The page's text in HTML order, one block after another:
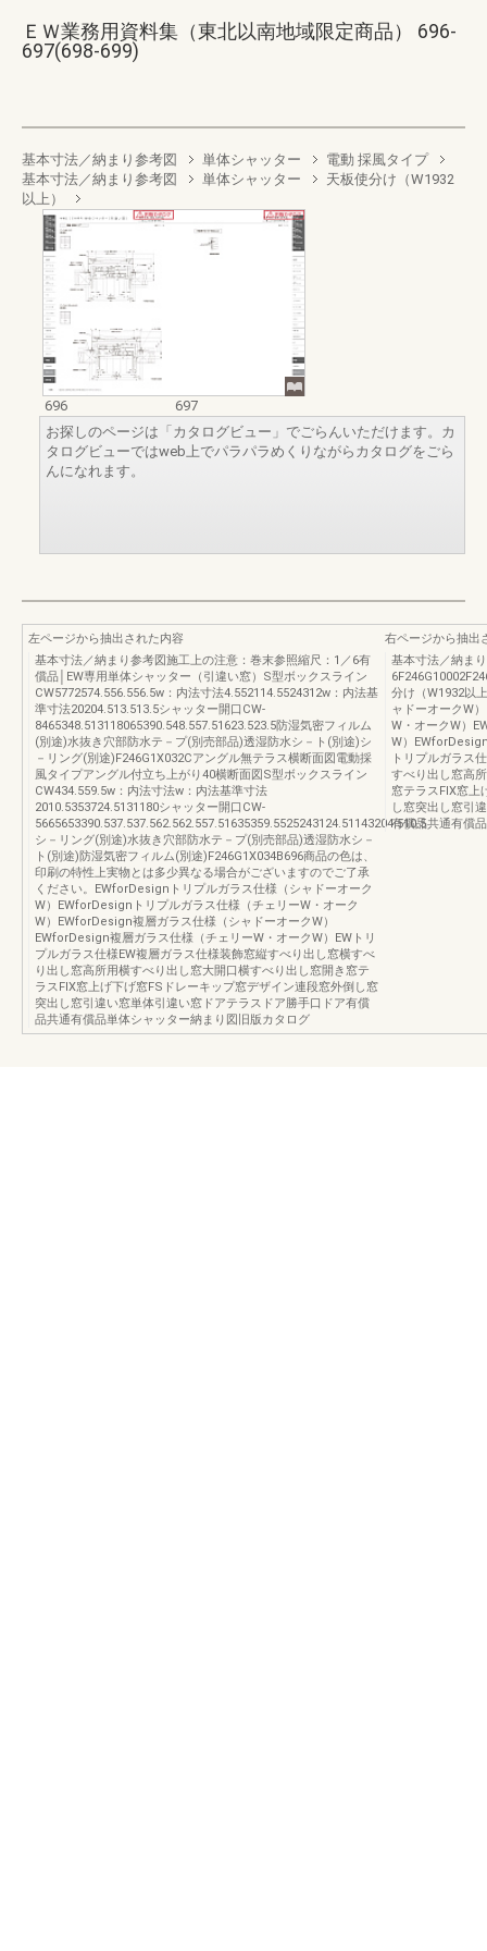
ＥＷ業務用資料集（東北以南地域限定商品） 696-
697(698-699)
基本寸法／納まり参考図 単体シャッター
電動 採風タイプ
基本寸法／納まり参考図
単体シャッター
天板使分け（W1932
以上）
696
697
お探しのページは「カタログビュー」でごらんいただけます。カ
タログビューではweb上でパラパラめくりながらカタログをごら
んになれます。
左ページから抽出された内容
基本寸法／納まり参考図施工上の注意：巻末参照縮尺：1／6有
償品│EW専用単体シャッター（引違い窓）S型ボックスライン
CW5772574.556.556.5w：内法寸法4.552114.5524312w：内法基
準寸法20204.513.513.5シャッター開口CW-
8465348.513118065390.548.557.51623.523.5防湿気密フィルム
(別途)水抜き穴部防水テ－プ(別売部品)透湿防水シ－ト(別途)シ
－リング(別途)F246G1X032Cアングル無テラス横断面図電動採
風タイプアングル付立ち上がり40横断面図S型ボックスライン
CW434.559.5w：内法寸法w：内法基準寸法
2010.5353724.5131180シャッター開口CW-
5665653390.537.537.562.562.557.51635359.5525243124.51143204.510.5
シ－リング(別途)水抜き穴部防水テ－プ(別売部品)透湿防水シ－
ト(別途)防湿気密フィルム(別途)F246G1X034B696商品の色は、
印刷の特性上実物とは多少異なる場合がございますのでご了承
ください。EWforDesignトリプルガラス仕様（シャドーオーク
W）EWforDesignトリプルガラス仕様（チェリーW・オーク
W）EWforDesign複層ガラス仕様（シャドーオークW）
EWforDesign複層ガラス仕様（チェリーW・オークW）EWトリ
プルガラス仕様EW複層ガラス仕様装飾窓縦すべり出し窓横すべ
り出し窓高所用横すべり出し窓大開口横すべり出し窓開き窓テ
ラスFIX窓上げ下げ窓FSドレーキップ窓デザイン連段窓外倒し窓
突出し窓引違い窓単体引違い窓ドアテラスドア勝手口ドア有償
品共通有償品単体シャッター納まり図旧版カタログ
右ページから抽出
基本寸法／納ま
分け（W1932以
ャドーオークW
W・オークW）
W）
トリプルガラス
すべり出し窓高
窓テラスFIX窓上
し窓突出し窓引
有償品共通有償